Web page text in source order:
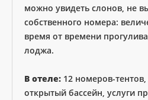
можно увидеть слонов, не
собственного номера:
время от времени
лоджа.
В отеле: 12 номеров-
открытый бассейн, услуги